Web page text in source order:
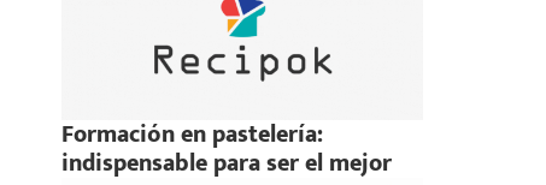
Formación en pastelería:
indispensable para ser el mejor